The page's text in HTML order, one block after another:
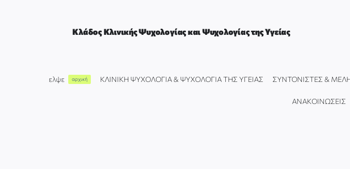
Κλάδος Κλινικής Ψυχολογίας και Ψυχολογίας της Υγείας
ελψε αρχική ΚΛΙΝΙΚΗ ΨΥΧΟΛΟΓΙΑ & ΨΥΧΟΛΟΓΙΑ ΤΗΣ ΥΓΕΙΑΣ ΣΥΝΤΟΝΙΣΤΕΣ &
ΑΝΑΚΟΙΝΩΣΕΙΣ